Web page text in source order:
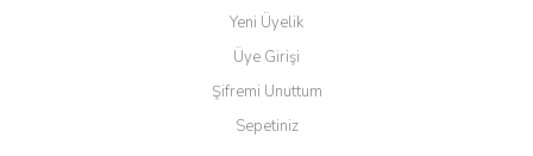
Yeni Üyelik
Üye Girişi
Şifremi Unuttum
Sepetiniz